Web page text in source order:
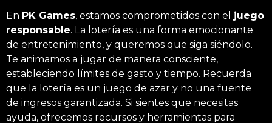
En PK Games, estamos comprometidos con el juego
responsable. La lotería es una forma emocionante
de entretenimiento, y queremos que siga siéndolo.
Te animamos a jugar de manera consciente,
estableciendo límites de gasto y tiempo. Recuerda
que la lotería es un juego de azar y no una fuente
de ingresos garantizada. Si sientes que necesitas
ayuda, ofrecemos recursos y herramientas para